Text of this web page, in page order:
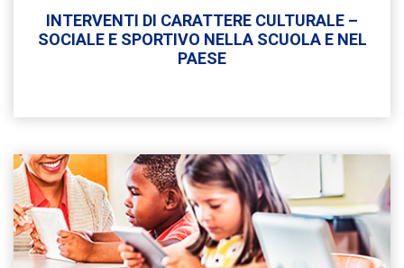
INTERVENTI DI CARATTERE CULTURALE –
SOCIALE E SPORTIVO NELLA SCUOLA E NEL
PAESE